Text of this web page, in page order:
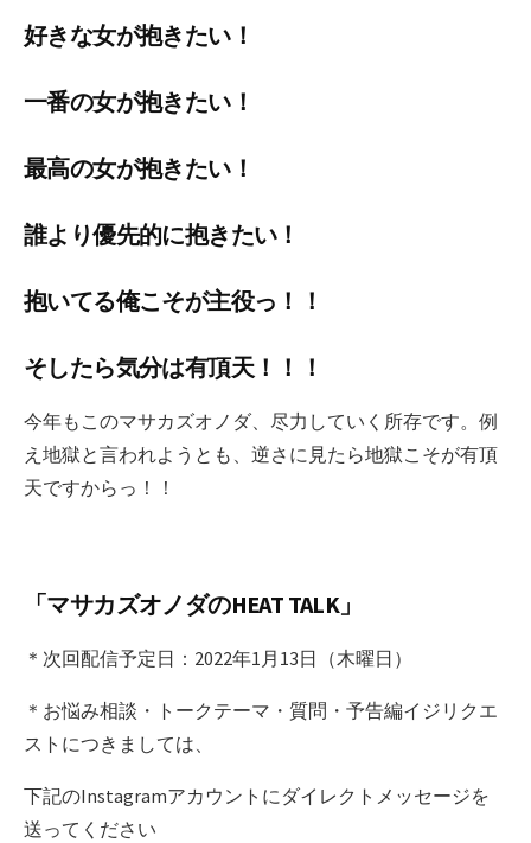
好きな女が抱きたい！
一番の女が抱きたい！
最高の女が抱きたい！
誰より優先的に抱きたい！
抱いてる俺こそが主役っ！！
そしたら気分は有頂天！！！
今年もこのマサカズオノダ、尽力していく所存です。例
え地獄と言われようとも、逆さに見たら地獄こそが有頂
天ですからっ！！
「マサカズオノダのHEAT TALK」
＊次回配信予定日：2022年1月13日（木曜日）
＊お悩み相談・トークテーマ・質問・予告編イジリクエ
ストにつきましては、
下記のInstagramアカウントにダイレクトメッセージを
送ってください